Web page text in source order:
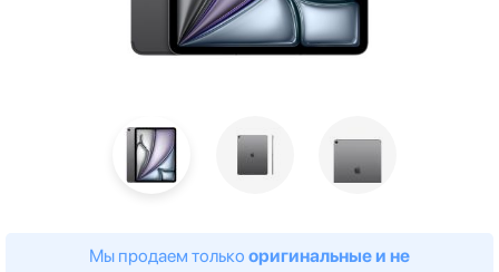
Мы продаем только оригинальные и не